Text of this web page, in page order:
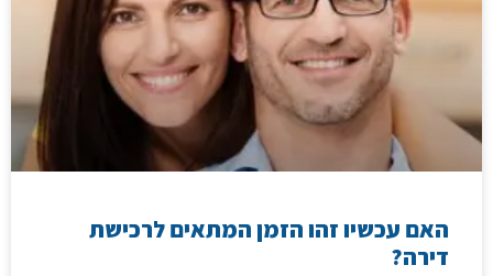
האם עכשיו זהו הזמן המתאים לרכישת
דירה?